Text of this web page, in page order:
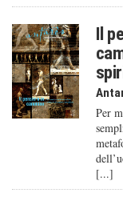
Il
Per
[...]